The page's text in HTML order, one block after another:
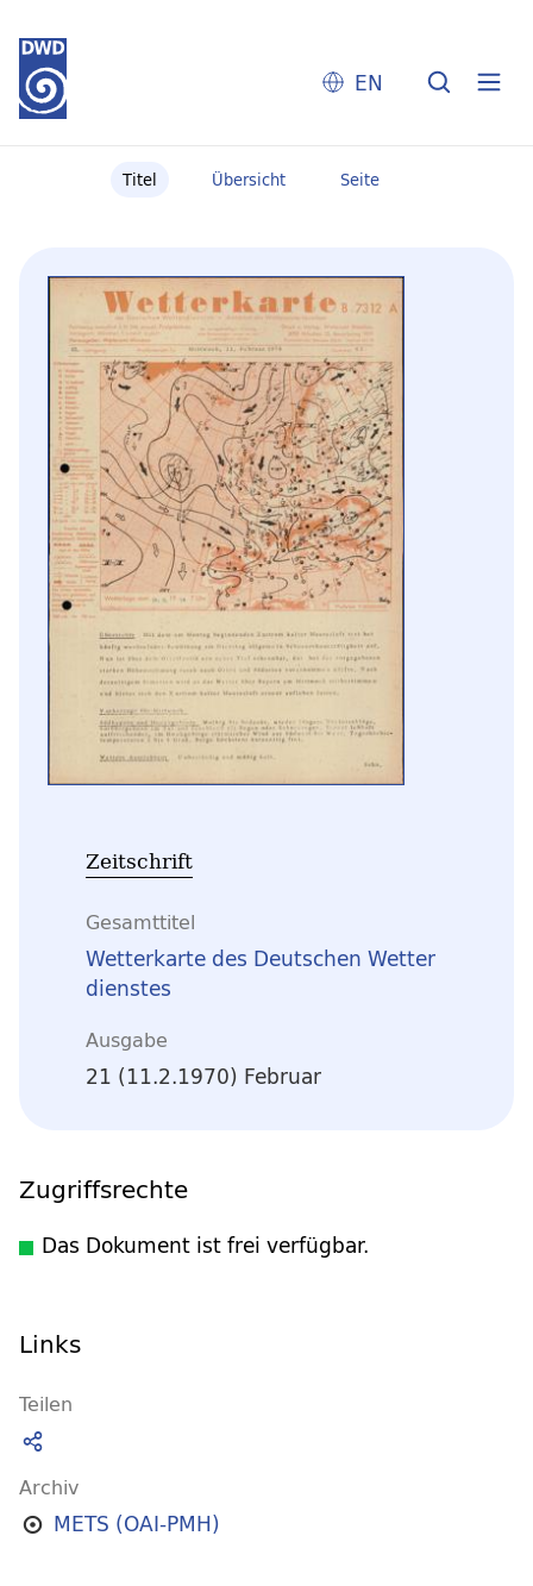
EN
Titel Übersicht Seite
Zeitschrift
Gesamttitel
Wetterkarte des Deutschen Wetter
dienstes
Ausgabe
21 (11.2.1970) Februar
Zugriffsrechte
Das Dokument ist frei verfügbar.
Links
Teilen
Archiv
METS (OAI-PMH)